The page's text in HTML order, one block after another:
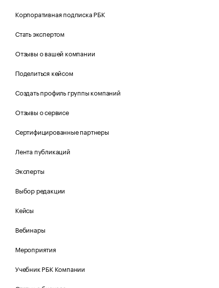
Корпоративная подписка РБК
Стать экспертом
Отзывы о вашей компании
Поделиться кейсом
Создать профиль группы компаний
Отзывы о сервисе
Сертифицированные партнеры
Лента публикаций
Эксперты
Выбор редакции
Кейсы
Вебинары
Мероприятия
Учебник РБК Компании